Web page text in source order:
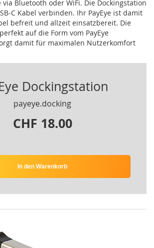
via Bluetooth oder WiFi. Die Dockingstation
C Kabel verbinden. Ihr PayEye ist damit
befreit und allzeit einsatzbereit. Die
auf die Form vom PayEye
damit für maximalen Nutzerkomfort
Dockingstation
CHF 18.00
payeye.docking
In den Warenkorb